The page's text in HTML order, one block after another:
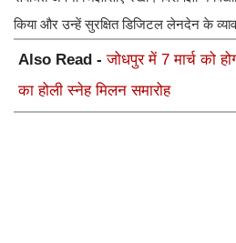
किया और उन्हें सुरक्षित डिजिटल लेनदेन के
Also Read -जोधपुर में 7 मार्च को
का होली स्नेह मिलन समारोह